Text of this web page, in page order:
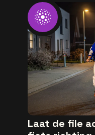
Laat de file